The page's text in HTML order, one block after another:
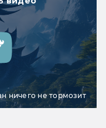
ничего не тормозит